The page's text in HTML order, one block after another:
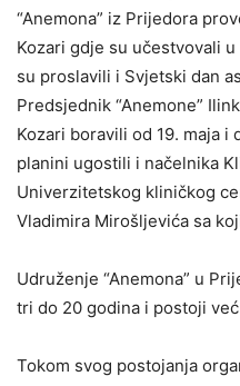
“Anemona” iz Prijedora
Kozari gdje su učestvovali
su proslavili i Svjetski dan
Predsjednik “Anemone”
Kozari boravili od 19. maja i
planini ugostili i načelnika
Univerzitetskog kliničkog
Vladimira Mirošljevića sa
Udruženje “Anemona” u
tri do 20 godina i postoji
Tokom svog postojanja